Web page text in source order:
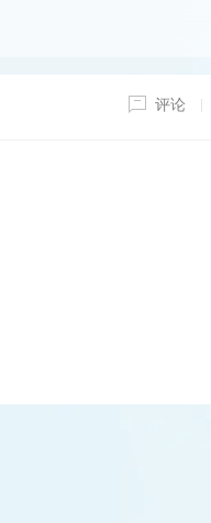
评论